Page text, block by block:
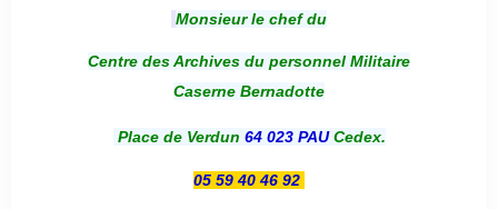
Monsieur le chef du
Centre des Archives du personnel Militaire
Caserne Bernadotte
Place de Verdun 64 023 PAUCedex.
05 59 40 46 92